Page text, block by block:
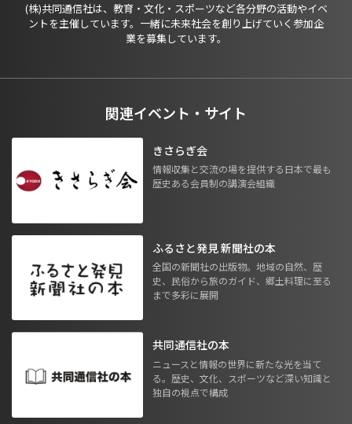
(株)共同通信社は、教育・文化・スポーツなど各分野の活動やイベ
ントを主催しています。一緒に未来社会を創り上げていく参加企
業を募集しています。
関連イベント・サイト
きさらぎ会
情報収集と交流の場を提供する日本で最も
歴史ある会員制の講演会組織
ふるさと発見 新聞社の本
全国の新聞社の出版物。地域の自然、歴
史、民俗から旅のガイド、郷土料理に至る
まで多彩に展開
共同通信社の本
ニュースと情報の世界に新たな光を当て
る。歴史、文化、スポーツなど深い知識と
独自の視点で構成